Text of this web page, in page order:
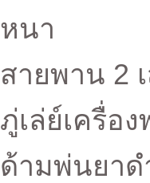
หนา
สายพาน 2
ภู่เล่ย์เครื่อ
ด้ามพ่นยาด